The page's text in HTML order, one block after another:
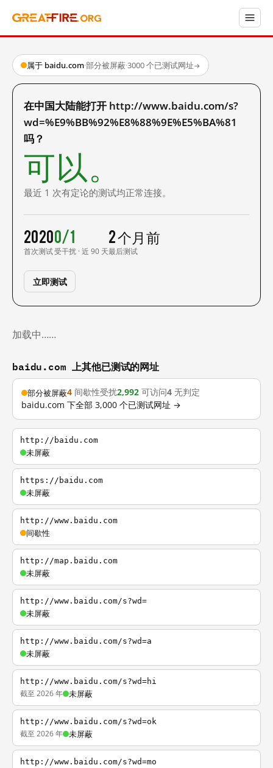
属于 baidu.com·部分被屏蔽·3000 个已测试网址→
在中国大陆能打开 http://www.baidu.com/s?
wd=%E9%BB%92%E8%88%9E%E5%BA%81
吗？
可以。
最近 1 次有定论的测试均正常连接。
2020
首次测试
0/1
受干扰 · 近 90 天
2 个月前
最后测试
立即测试
加载中……
baidu.com 上其他已测试的网址
部分被屏蔽4 间歇性受扰2,992 可访问4 无判定
baidu.com 下全部 3,000 个已测试网址 →
http://baidu.com
未屏蔽
https://baidu.com
未屏蔽
http://www.baidu.com
间歇性
http://map.baidu.com
未屏蔽
http://www.baidu.com/s?wd=
未屏蔽
http://www.baidu.com/s?wd=a
未屏蔽
http://www.baidu.com/s?wd=hi
截至 2026 年 未屏蔽
http://www.baidu.com/s?wd=ok
截至 2026 年 未屏蔽
http://www.baidu.com/s?wd=mo